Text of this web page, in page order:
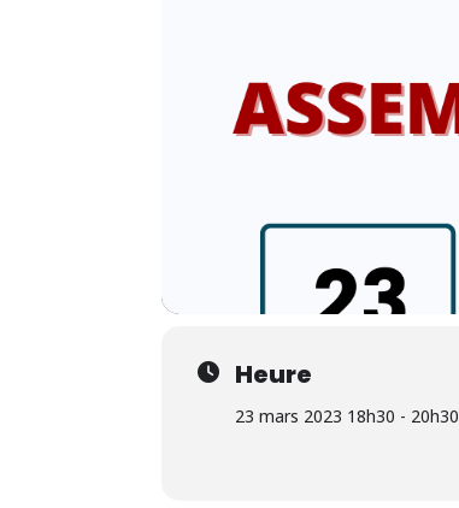
Heure
23 mars 2023 18h30 - 20h30